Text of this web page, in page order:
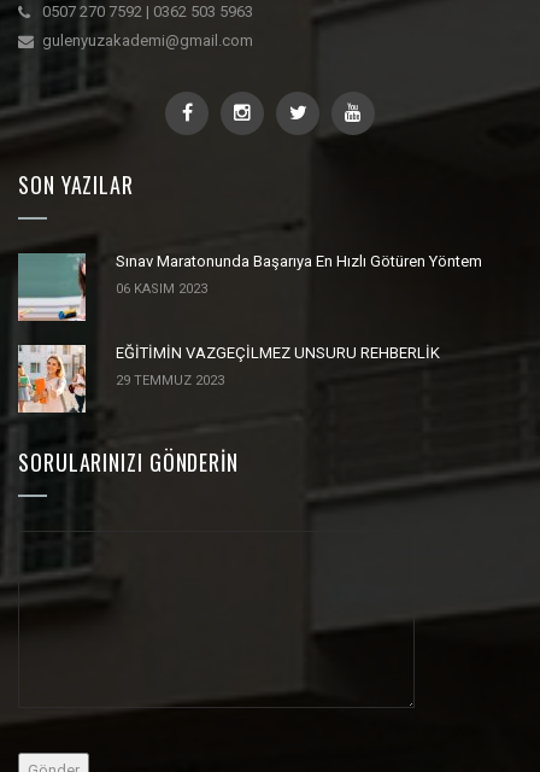
0507 270 7592 | 0362 503 5963
gulenyuzakademi@gmail.com
SON YAZILAR
Sınav Maratonunda Başarıya En Hızlı Götüren Yöntem
06 KASIM 2023
EĞİTİMİN VAZGEÇİLMEZ UNSURU REHBERLİK
29 TEMMUZ 2023
SORULARINIZI GÖNDERIN